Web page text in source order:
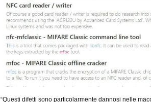
“Questi difetti sono particolarmente dannosi nelle